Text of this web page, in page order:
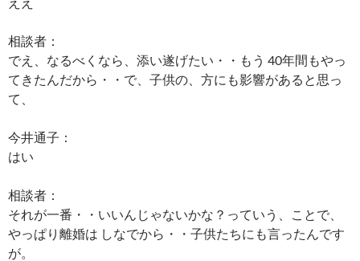
相談者：
でえ、なるべくなら、添い遂げたい・・もう 40年間もやっ
てきたんだから・・で、子供の、方にも影響があると思っ
て、
今井通子：
はい
相談者：
それが一番・・いいんじゃないかな？っていう、ことで、
やっぱり離婚は しなでから・・子供たちにも言ったんです
が。